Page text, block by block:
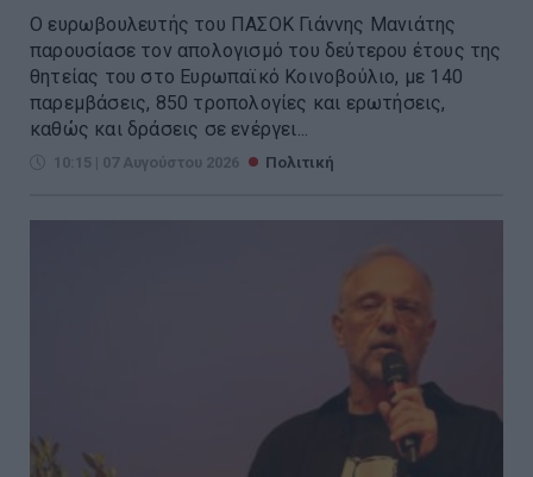
Ο ευρωβουλευτής του ΠΑΣΟΚ Γιάννης Μανιάτης
παρουσίασε τον απολογισμό του δεύτερου έτους της
θητείας του στο Ευρωπαϊκό Κοινοβούλιο, με 140
παρεμβάσεις, 850 τροπολογίες και ερωτήσεις,
καθώς και δράσεις σε ενέργει...
10:15 | 07 Αυγούστου 2026 Πολιτική